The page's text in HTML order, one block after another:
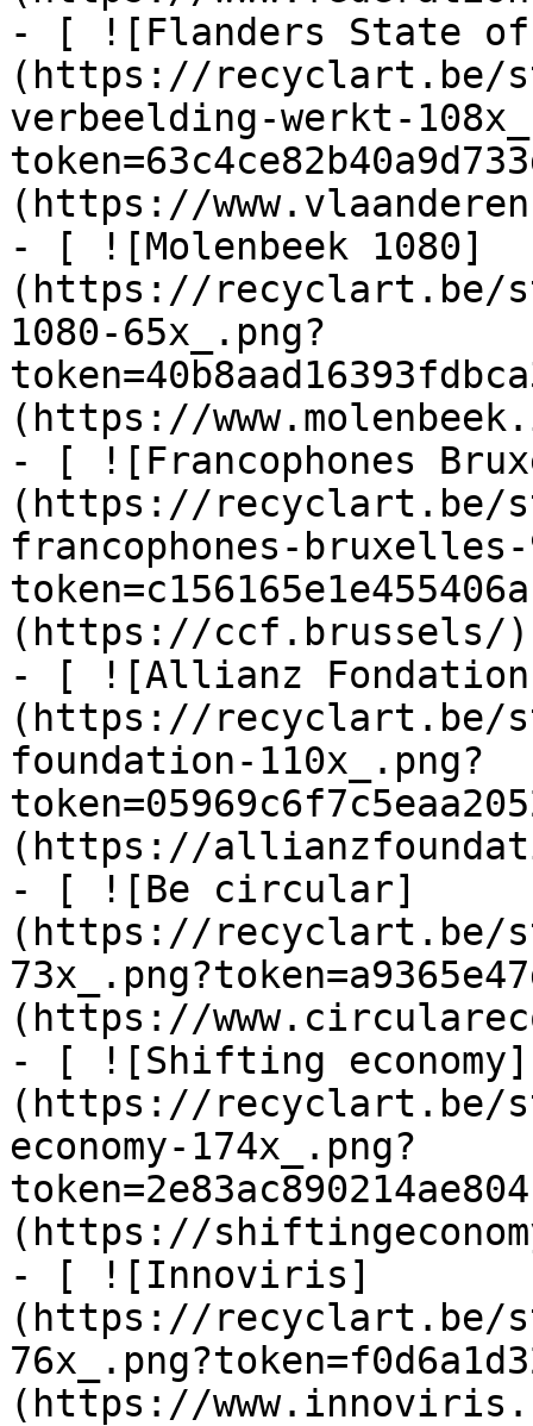
- [ ![Flanders State
(https://recyclart.be/
verbeelding-werkt-
(https://
- [ ![Molenbeek 1080]
(https://recyclart.be/
1080-65x_.png?
(https://
- [ ![Francophones
(https://recyclart.be/
francophones-bruxelles-
(https://ccf.brussels/)
- [ ![Allianz
(https://recyclart.be/
foundation-110x_.png?
(https://
- [ ![Be circular]
(https://recyclart.be/
(https://
- [ ![Shifting economy]
(https://recyclart.be/
economy-174x_.png?
(https://
- [ ![Innoviris]
(https://recyclart.be/
(https://